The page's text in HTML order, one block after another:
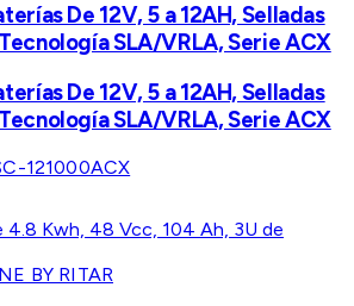
De 12V, 5 a 12AH, Selladas
SLA/VRLA, Serie ACX
De 12V, 5 a 12AH, Selladas
SLA/VRLA, Serie ACX
121000ACX
BY RITAR